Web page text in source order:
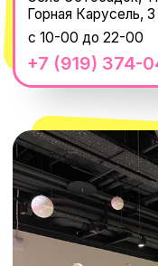
Нажимая "Подписаться", вы
персональных данныхиСогласием
сообщений
СЕКРЕТНЫЕ
НА МЕРОПРИЯТИЯ И
РАНЬШЕ ВСЕХ
300'000+